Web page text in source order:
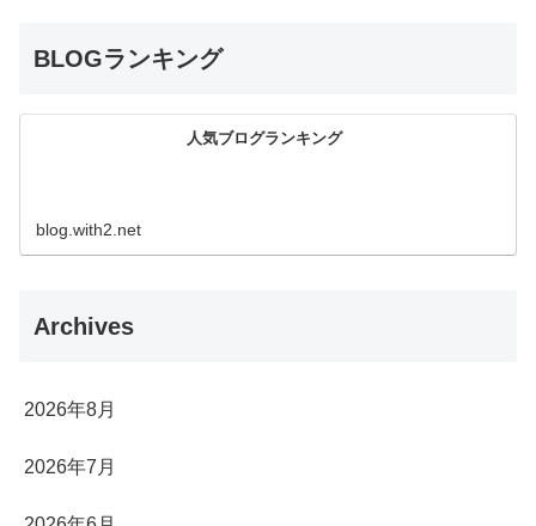
BLOGランキング
人気ブログランキング
blog.with2.net
Archives
2026年8月
2026年7月